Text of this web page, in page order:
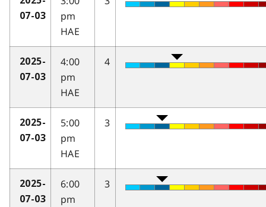
07-03
pm
HAE
2025-
07-03
4:00
pm
HAE
4
2025-
07-03
5:00
pm
HAE
3
2025-
07-03
6:00
pm
3